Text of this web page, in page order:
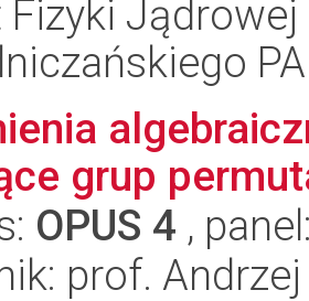
Fizyki
grup
OPUS 4 ,
prof.